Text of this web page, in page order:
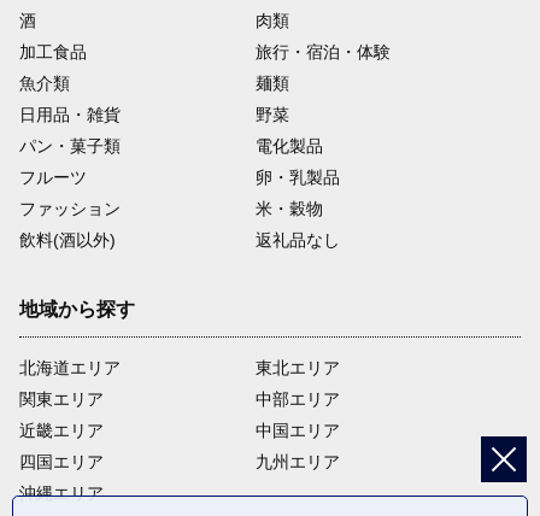
酒
肉類
加工食品
旅行・宿泊・体験
魚介類
麺類
日用品・雑貨
野菜
パン・菓子類
電化製品
フルーツ
卵・乳製品
ファッション
米・穀物
飲料(酒以外)
返礼品なし
地域から探す
北海道エリア
関東エリア
近畿エリア
四国エリア
沖縄エリア
東北エリア
中部エリア
中国エリア
九州エリア